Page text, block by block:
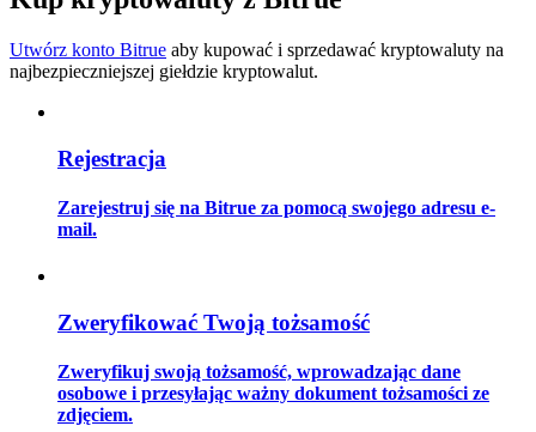
Strategie handlowe
Dowiedz się, jak zachować rentowność
Utwórz konto Bitrue aby kupować i sprzedawać kryptowaluty na
najbezpieczniejszej giełdzie kryptowalut.
Rejestracja
Zarejestruj się na Bitrue za pomocą swojego adresu e-
mail.
Zweryfikować Twoją tożsamość
Zweryfikuj swoją tożsamość, wprowadzając dane
osobowe i przesyłając ważny dokument tożsamości ze
zdjęciem.